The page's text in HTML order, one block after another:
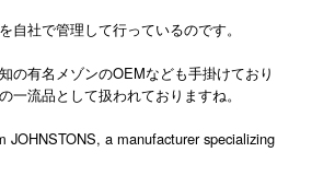
自社で管理して行っているのです。
の有名メゾンのOEMなども手掛けており
一流品として扱われておりますね。
JOHNSTONS, a manufacturer specializing